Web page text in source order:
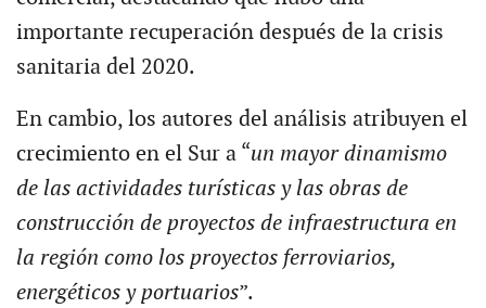
importante recuperación después de la crisis
sanitaria del 2020.
En cambio, los autores del análisis atribuyen el
crecimiento en el Sur a “un mayor dinamismo
de las actividades turísticas y las obras de
construcción de proyectos de infraestructura en
la región como los proyectos ferroviarios,
energéticos y portuarios”.